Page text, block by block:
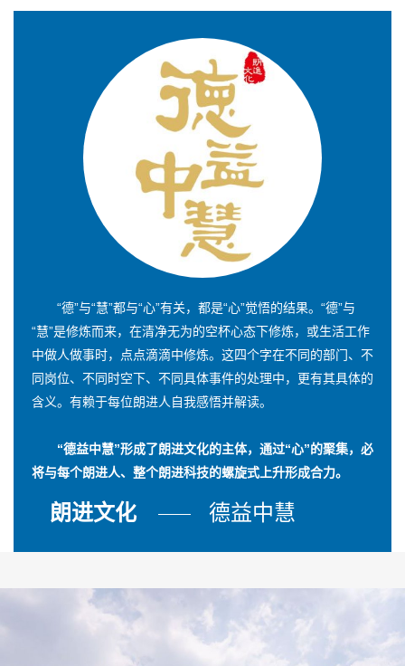
“德”与“慧”都与“心”有关，都是“心”觉悟的结果。“德”与
“慧”是修炼而来，在清净无为的空杯心态下修炼，或生活工作
中做人做事时，点点滴滴中修炼。这四个字在不同的部门、不
同岗位、不同时空下、不同具体事件的处理中，更有其具体的
含义。有赖于每位朗进人自我感悟并解读。
“德益中慧”形成了朗进文化的主体，通过“心”的聚集，必
将与每个朗进人、整个朗进科技的螺旋式上升形成合力。
朗进文化 德益中慧